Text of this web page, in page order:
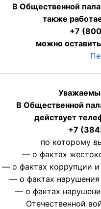
В Общественной
также
+7
можно
В Общественной
действует
+7
по которому
— о фактах
— о фактах коррупции и
— о фактах нарушения
— о фактах
Отечественной